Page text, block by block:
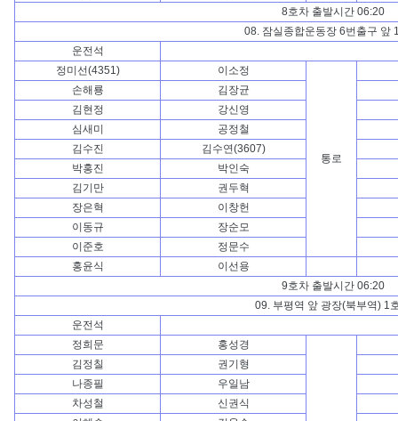
8호차 출발시간 06:20
08. 잠실종합운동장 6번출구 앞
운전석
정미선(4351)
이소정
통로
손해룡
김장균
김현정
강신영
심새미
공정철
김수진
김수연(3607)
박홍진
박인숙
김기만
권두혁
장은혁
이창헌
이동규
장순모
이준호
정문수
홍윤식
이선용
9호차 출발시간 06:20
09. 부평역 앞 광장(북부역) 1
운전석
정희문
홍성경
김정칠
권기형
나종필
우일남
차성철
신권식